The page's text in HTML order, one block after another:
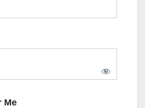
Me